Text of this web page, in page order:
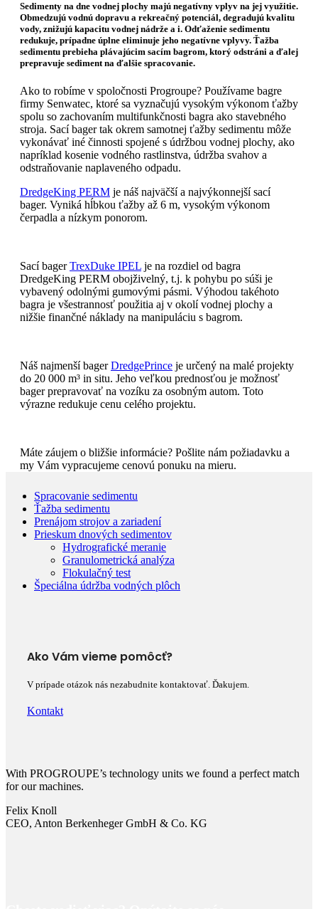
Sedimenty na dne vodnej plochy majú negatívny vplyv na jej využitie.
Obmedzujú vodnú dopravu a rekreačný potenciál, degradujú kvalitu
vody, znižujú kapacitu vodnej nádrže a i. Odťaženie sedimentu
redukuje, prípadne úplne eliminuje jeho negatívne vplyvy. Ťažba
sedimentu prebieha plávajúcim sacím bagrom, ktorý odstráni a ďalej
prepravuje sediment na ďalšie spracovanie.
Ako to robíme v spoločnosti Progroupe? Používame bagre
firmy Senwatec, ktoré sa vyznačujú vysokým výkonom ťažby
spolu so zachovaním multifunkčnosti bagra ako stavebného
stroja. Sací bager tak okrem samotnej ťažby sedimentu môže
vykonávať iné činnosti spojené s údržbou vodnej plochy, ako
napríklad kosenie vodného rastlinstva, údržba svahov a
odstraňovanie naplaveného odpadu.
DredgeKing PERM je náš najväčší a najvýkonnejší sací
bager. Vyniká hĺbkou ťažby až 6 m, vysokým výkonom
čerpadla a nízkym ponorom.
Sací bagerTrexDuke IPEL je na rozdiel od bagra
DredgeKing PERM obojživelný, t.j. k pohybu po súši je
vybavený odolnými gumovými pásmi. Výhodou takéhoto
bagra je všestrannosť použitia aj v okolí vodnej plochy a
nižšie finančné náklady na manipuláciu s bagrom.
Náš najmenší bagerDredgePrince je určený na malé projekty
do 20 000 m³ in situ. Jeho veľkou prednosťou je možnosť
bager prepravovať na vozíku za osobným autom. Toto
výrazne redukuje cenu celého projektu.
Máte záujem o bližšie informácie? Pošlite nám požiadavku a
my Vám vypracujeme cenovú ponuku na mieru.
Spracovanie sedimentu
Ťažba sedimentu
Prenájom strojov a zariadení
Prieskum dnových sedimentov
Hydrografické meranie
Granulometrická analýza
Flokulačný test
Špeciálna údržba vodných plôch
Ako Vám vieme pomôcť?
V prípade otázok nás nezabudnite kontaktovať. Ďakujem.
Kontakt
With PROGROUPE’s technology units we found a perfect match
for our machines.
Felix Knoll
CEO, Anton Berkenheger GmbH & Co. KG